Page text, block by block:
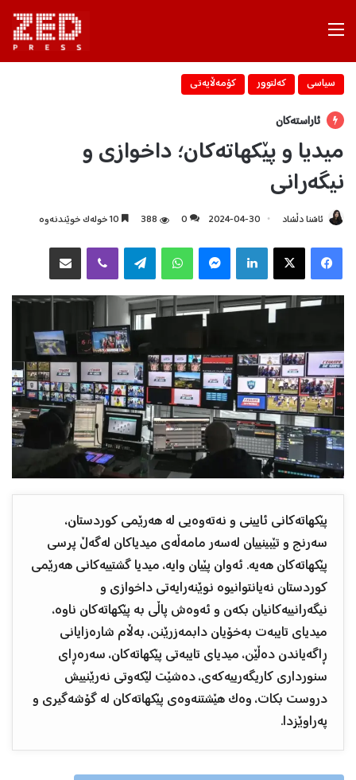
سیاسی كه‌لتوور كۆمه‌ڵایه‌تی
ئاراستەکان
میدیا و پێکهاتەکان؛ داخوازی و
نیگەرانی
ئاشنا دڵشاد 2024-04-30
0
388
X
Telegram
پێکهاتەکانی ئایینی و نەتەوەیی لە هەرێمی کوردستان،
سەرنج و تێبینییان لەسەر مامەڵەی میدیاکان لەگەڵ پرسی
پێکهاتەکان هەیە. ئەوان پێیان وایە، میدیا گشتییەکانی هەرێمی
کوردستان نەیانتوانیوە نوێنەرایەتی داخوازی و
نیگەرانییەکانیان بکەن و ئەوەش پاڵی بە پێکهاتەکان ناوە،
میدیای تایبەت بەخۆیان دابمەزرێنن، بەڵام شارەزایانی
ڕاگەیاندن دەڵێن، میدیای تایبەتی پێکهاتەکان، سەرەڕای
سنورداری کاریگەرییەکەی، دەشێت لێکەوتی نەرێنییش
دروست بکات، وەک هێشتنەوەی پێکهاتەکان لە گۆشەگیری و
پەراوێزدا.